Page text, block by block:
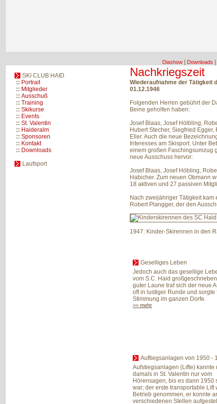
Diashow Downloads
SKI CLUB HAID
:: Portrait
:: Mitglieder
:: Ausschuß
:: Training
:: Skikurse
:: Events
:: St. Valentin
:: Haideralm
:: Sponsoren
:: Kontakt
:: Downloads
Laufsport
Nachkriegszeit
Wiederaufnahme der Tätigkeit
01.12.1946
Folgenden Herren gebührt der
Beine geholfen haben:
Josef Blaas, Josef Hölbling,
Hubert Stecher, Siegfried
Eller. Auch die neue
Interesses am Skisport. Unter
einem großen Faschingsumzug
neue Ausschuss hervor:
Josef Blaas, Josef Höbling,
Habicher. Zum neuen Obmann
18 aktiven und 27 passiven
Nach zweijähriger Tätigkeit
Robert Plangger, der den
1947: Kinder-Skirennen in den
Geselliges Leben
Jedoch auch das gesellige
vom S.C. Haid
guter Laune traf sich der neue
oft in lustiger Runde und sorgte
Stimmung im ganzen Dorfe.
>> mehr
Auftiegsanlagen von 1950 -
Aufstiegsanlagen (Lifte) kannte
damals in St. Valentin nur vom
Hörensagen, bis es dann 1950
war; der erste transportable Lift
Betrieb genommen, er konnte
verschiedenen Stellen